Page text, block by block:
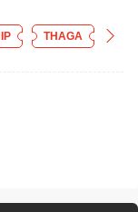
THAGA